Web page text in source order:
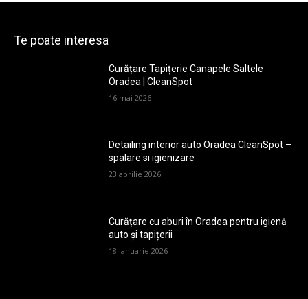
Te poate interesa
Curățare Tapițerie Canapele Saltele
Oradea | CleanSpot
16 mai 2026
Detailing interior auto Oradea CleanSpot –
spalare si igienizare
23 aprilie 2026
Curățare cu aburi în Oradea pentru igienă
auto și tapițerii
18 ianuarie 2026